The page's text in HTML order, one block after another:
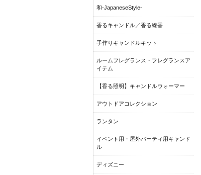
和-JapaneseStyle-
香るキャンドル／香る線香
手作りキャンドルキット
ルームフレグランス・フレグランスア
イテム
【香る照明】キャンドルウォーマー
アウトドアコレクション
ランタン
イベント用・屋外パーティ用キャンド
ル
ディズニー